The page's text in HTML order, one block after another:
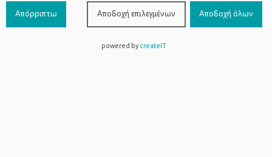
800-1199-800(από σταθερό,
χωρίς χρέωση)
Απόρριπτω Αποδοχή επιλεγμένων Αποδοχή όλων
powered bycreateIT